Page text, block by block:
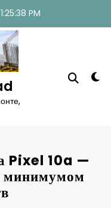
1:25:39 PM
Pixel 10a —
минимумом